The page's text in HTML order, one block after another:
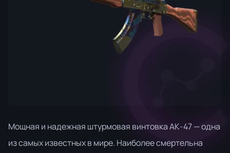
Мощная и надежная штурмовая винтовка АК-47 — одна
из самых известных в мире. Наиболее смертельна